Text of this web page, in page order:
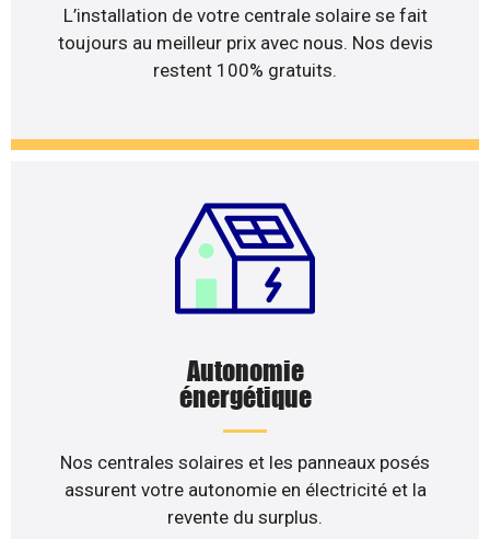
L’installation de votre centrale solaire se fait
toujours au meilleur prix avec nous. Nos devis
restent 100% gratuits.
Autonomie
énergétique
Nos centrales solaires et les panneaux posés
assurent votre autonomie en électricité et la
revente du surplus.